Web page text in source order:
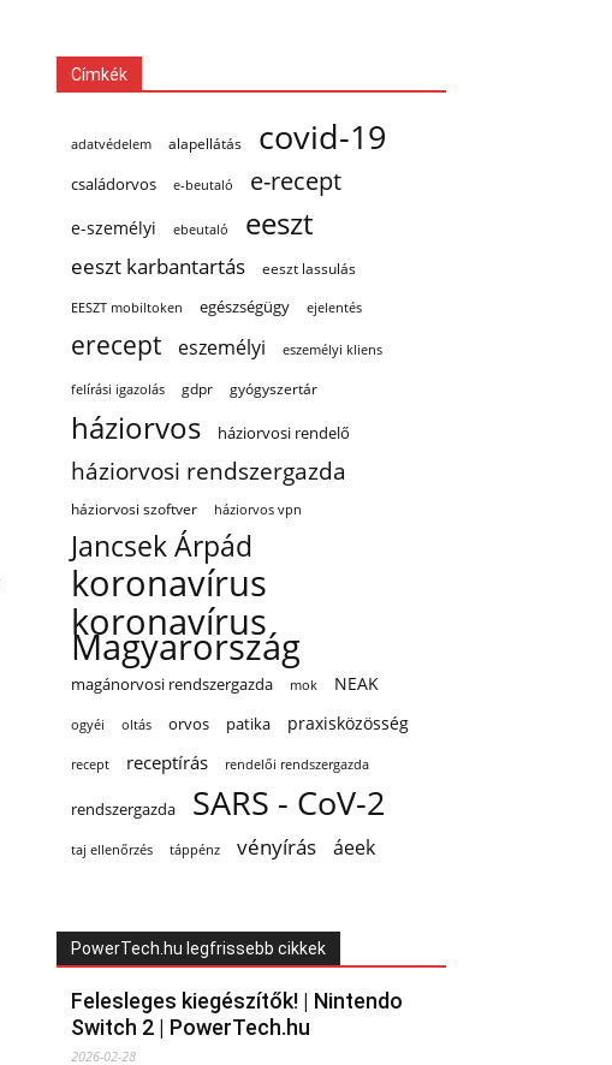
Címkék
adatvédelem alapellátás covid-19
családorvos e-beutaló e-recept
e-személyi ebeutaló eeszt
eeszt karbantartás eeszt lassulás
EESZT mobiltoken egészségügy ejelentés
erecept eszemélyi eszemélyi kliens
felírási igazolás gdpr gyógyszertár
háziorvos háziorvosi rendelő
háziorvosi rendszergazda
háziorvosi szoftver háziorvos vpn
Jancsek Árpád
koronavírus
koronavírus
Magyarország
magánorvosi rendszergazda mok NEAK
ogyéi oltás orvos patika praxisközösség
recept receptírás rendelői rendszergazda
rendszergazda SARS - CoV-2
taj ellenőrzés táppénz vényírás áeek
PowerTech.hu legfrissebb cikkek
Felesleges kiegészítők! | Nintendo
Switch 2 | PowerTech.hu
2026-02-28